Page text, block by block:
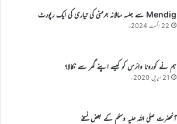
Mendig سے جلسہ سالانہ جرمنی کی تیاری کی ایک رپورٹ
22 اگست 2024ء
ہم نے کورونا وائرس کو کیسے اپنے گھر سے نکالا؟
21 اپریل 2020ء
آنحضرت صلی اللہ علیہ وسلم کے بعض نسخے